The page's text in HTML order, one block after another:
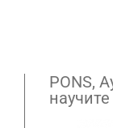
PONS,